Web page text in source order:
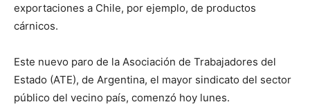
exportaciones a Chile, por ejemplo, de productos
cárnicos.
Este nuevo paro de la Asociación de Trabajadores del
Estado (ATE), de Argentina, el mayor sindicato del sector
público del vecino país, comenzó hoy lunes.